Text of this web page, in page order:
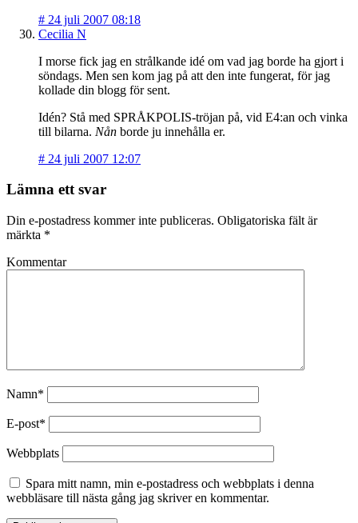
# 24 juli 2007 08:18
Cecilia N
I morse fick jag en strålkande idé om vad jag borde ha gjort i
söndags. Men sen kom jag på att den inte fungerat, för jag
kollade din blogg för sent.
Idén? Stå med SPRÅKPOLIS-tröjan på, vid E4:an och vinka
till bilarna. Nån borde ju innehålla er.
# 24 juli 2007 12:07
Lämna ett svar
Din e-postadress kommer inte publiceras. Obligatoriska fält är
märkta *
Kommentar
Namn*
E-post*
Webbplats
Spara mitt namn, min e-postadress och webbplats i denna
webbläsare till nästa gång jag skriver en kommentar.